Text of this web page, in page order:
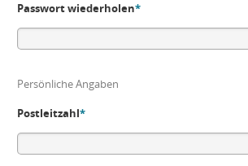
Passwort wiederholen*
Persönliche Angaben
Postleitzahl*